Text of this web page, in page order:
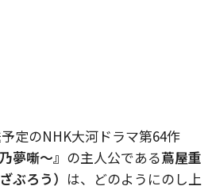
定のNHK大河ドラマ第64作
夢噺〜』 の主人公である蔦屋重
ぶろう） は、どのようにのし上